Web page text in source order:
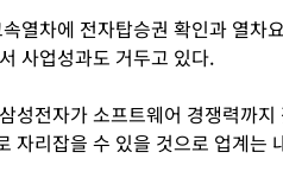
열차에 전자탑승권 확인과 열차
사업성과도 거두고 있다.
성전자가 소프트웨어 경쟁력까
자리잡을 수 있을 것으로 업계는